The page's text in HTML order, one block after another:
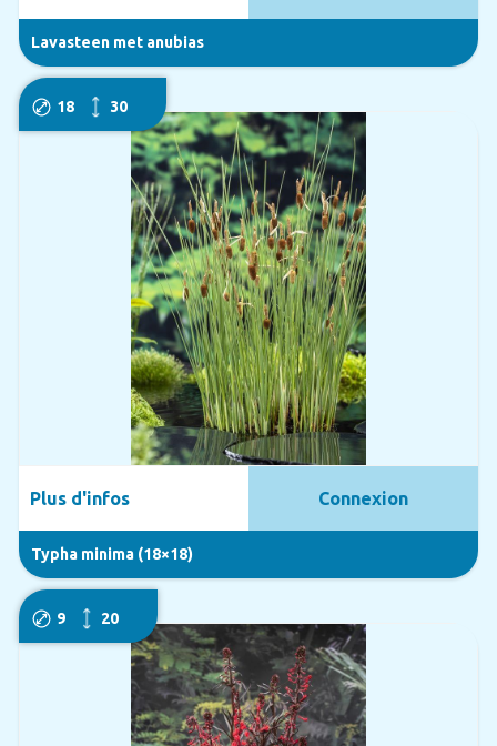
Lavasteen met anubias
18 30
Typha minima (18×18)
Plus d'infos Connexion
9 20